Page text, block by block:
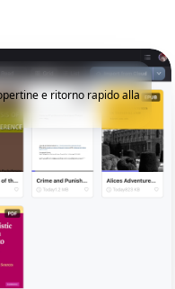
e ritorno rapido alla